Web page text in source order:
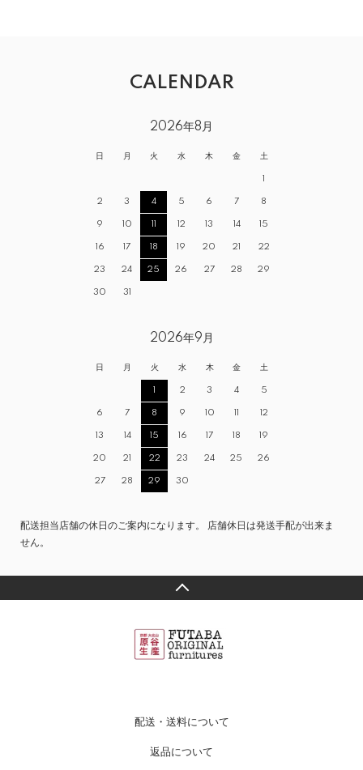
CALENDAR
2026年8月
日 月 火 水 木 金 土
2 3 4 5 6 7 8
9 10 12 13 14 15
16 17 18 19 20 21 22
23 24 25 26 27 28 29
30 31
2026年9月
日 月 火 水 木 金 土
2 3 4 5
6 7 8 9 10 12
13 14 15 16 17 18 19
20 21 22 23 24 25 26
27 28 29 30
配送担当店舗の休日のご案内になります。 店舗休日は発送手配が出来ま
せん。
配送・送料について
返品について